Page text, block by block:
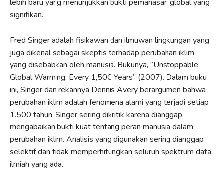
lebih baru yang menunjukkan bukti pemanasan global yang
signifikan.
Fred Singer adalah fisikawan dan ilmuwan lingkungan yang
juga dikenal sebagai skeptis terhadap perubahan iklim
yang disebabkan oleh manusia. Bukunya, “Unstoppable
Global Warming: Every 1,500 Years” (2007). Dalam buku
ini, Singer dan rekannya Dennis Avery berargumen bahwa
perubahan iklim adalah fenomena alami yang terjadi setiap
1.500 tahun. Singer sering dikritik karena dianggap
mengabaikan bukti kuat tentang peran manusia dalam
perubahan iklim. Analisis yang digunakan sering dianggap
selektif dan tidak memperhitungkan seluruh spektrum data
ilmiah yang ada.